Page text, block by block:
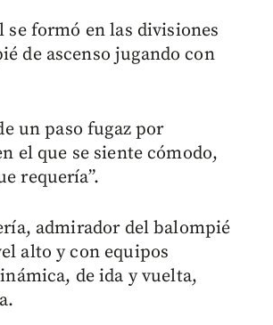
se formó en las divisiones
de ascenso jugando con
un paso fugaz por
el que se siente cómodo,
requería”.
admirador del balompié
alto y con equipos
de ida y vuelta,